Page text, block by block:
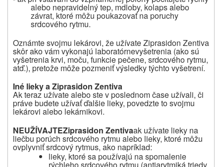
alebo nepravidelný tep, mdloby, kolaps alebo
závrat, ktoré môžu poukazovať na poruchy
srdcového rytmu.
Oznámte svojmu lekárovi, že užívate Ziprasidon Zentiva
skôr ako vám vykonajú laboratórnevyšetrenia (ako sú
vyšetrenia krvi, moču, funkcie pečene, srdcového rytmu,
atď.), pretože môže pozmeniť výsledky týchto vyšetrení.
Iné lieky a Ziprasidon Zentiva
Ak teraz užívate alebo ste v poslednom čase užívali, či
práve budete užívať ďalšie lieky, povedzte to svojmu
lekárovi alebo lekárnikovi.
NEUŽÍVAJTEZiprasidon Zentivaak užívate lieky na
liečbu porúch srdcového rytmu alebo lieky, ktoré môžu
ovplyvniť srdcový rytmus, ako napríklad:
lieky, ktoré sa používajú na spomalenie